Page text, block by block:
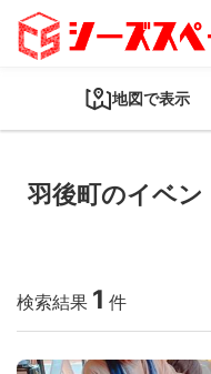
会員登録 ス
スペースをさがす
地図で表示
羽後町のイベ
検索結果 1 件